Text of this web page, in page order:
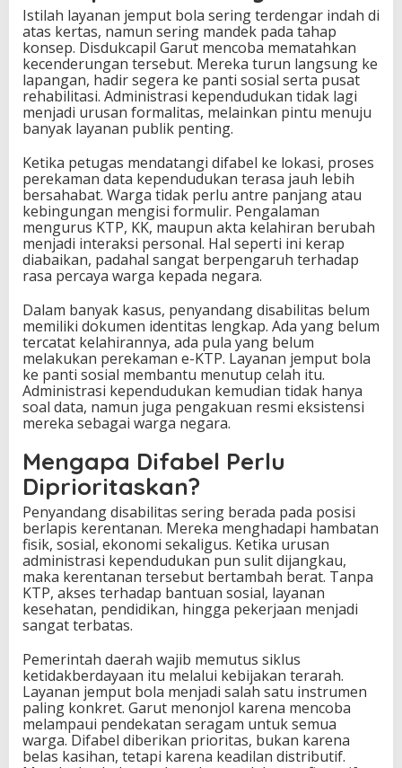
Istilah layanan jemput bola sering terdengar indah di
atas kertas, namun sering mandek pada tahap
konsep. Disdukcapil Garut mencoba mematahkan
kecenderungan tersebut. Mereka turun langsung ke
lapangan, hadir segera ke panti sosial serta pusat
rehabilitasi. Administrasi kependudukan tidak lagi
menjadi urusan formalitas, melainkan pintu menuju
banyak layanan publik penting.
Ketika petugas mendatangi difabel ke lokasi, proses
perekaman data kependudukan terasa jauh lebih
bersahabat. Warga tidak perlu antre panjang atau
kebingungan mengisi formulir. Pengalaman
mengurus KTP, KK, maupun akta kelahiran berubah
menjadi interaksi personal. Hal seperti ini kerap
diabaikan, padahal sangat berpengaruh terhadap
rasa percaya warga kepada negara.
Dalam banyak kasus, penyandang disabilitas belum
memiliki dokumen identitas lengkap. Ada yang belum
tercatat kelahirannya, ada pula yang belum
melakukan perekaman e-KTP. Layanan jemput bola
ke panti sosial membantu menutup celah itu.
Administrasi kependudukan kemudian tidak hanya
soal data, namun juga pengakuan resmi eksistensi
mereka sebagai warga negara.
Mengapa Difabel Perlu
Diprioritaskan?
Penyandang disabilitas sering berada pada posisi
berlapis kerentanan. Mereka menghadapi hambatan
fisik, sosial, ekonomi sekaligus. Ketika urusan
administrasi kependudukan pun sulit dijangkau,
maka kerentanan tersebut bertambah berat. Tanpa
KTP, akses terhadap bantuan sosial, layanan
kesehatan, pendidikan, hingga pekerjaan menjadi
sangat terbatas.
Pemerintah daerah wajib memutus siklus
ketidakberdayaan itu melalui kebijakan terarah.
Layanan jemput bola menjadi salah satu instrumen
paling konkret. Garut menonjol karena mencoba
melampaui pendekatan seragam untuk semua
warga. Difabel diberikan prioritas, bukan karena
belas kasihan, tetapi karena keadilan distributif.